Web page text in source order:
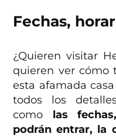
Fechas,
¿Quieren visitar
quieren ver cómo
esta afamada
todos los
como las
podrán entrar, la